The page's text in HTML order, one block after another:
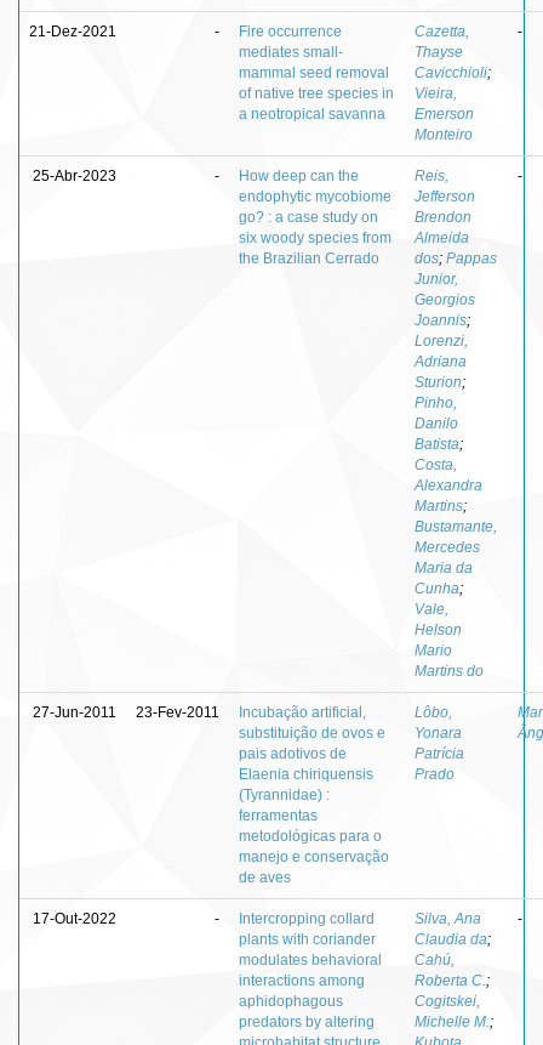
21-Dez-2021 -
Fire occurrence
mediates small-
mammal seed removal
of native tree species in
a neotropical savanna
Cazetta,
Thayse
Cavicchioli;
Vieira,
Emerson
Monteiro
-
25-Abr-2023 -
How deep can the
endophytic mycobiome
go? : a case study on
six woody species from
the Brazilian Cerrado
Reis,
Jefferson
Brendon
Almeida
dos; Pappas
Junior,
Georgios
Joannis;
Lorenzi,
Adriana
Sturion;
Pinho,
Danilo
Batista;
Costa,
Alexandra
Martins;
Bustamante,
Mercedes
Maria da
Cunha;
Vale,
Helson
Mario
Martins do
-
27-Jun-2011 23-Fev-2011
Incubação artificial,
substituição de ovos e
pais adotivos de
Elaenia chiriquensis
(Tyrannidae) :
ferramentas
metodológicas para o
manejo e conservação
de aves
Lôbo,
Yonara
Patrícia
Prado
17-Out-2022 -
Intercropping collard
plants with coriander
modulates behavioral
interactions among
aphidophagous
predators by altering
Silva, Ana
Claudia da;
Cahú,
Roberta C. ;
Cogitskei,
Michelle M. ;
-